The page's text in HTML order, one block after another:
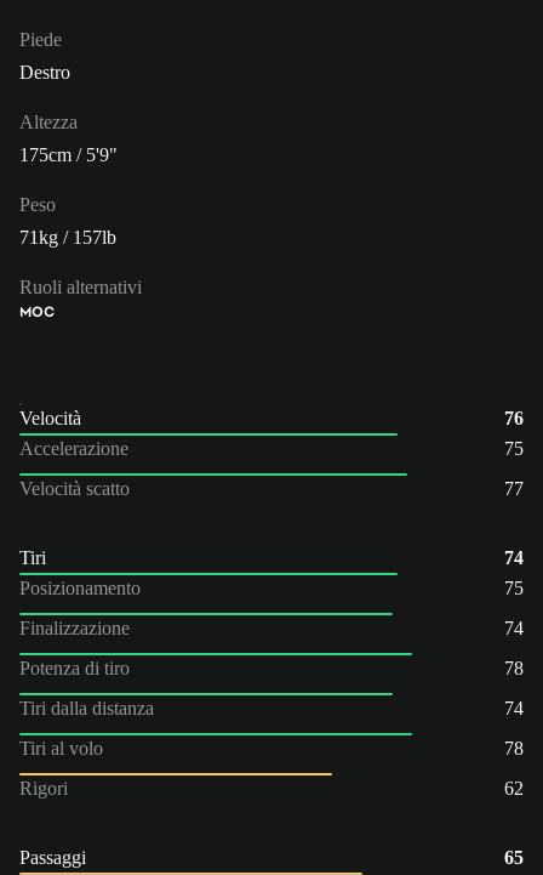
Piede
Destro
Altezza
175cm / 5'9"
Peso
71kg / 157lb
Ruoli alternativi
MOC
Velocità
76
Accelerazione
75
Velocità scatto
77
Tiri
74
Posizionamento
75
Finalizzazione
74
Potenza di tiro
78
Tiri dalla distanza
74
Tiri al volo
78
Rigori
62
Passaggi
65